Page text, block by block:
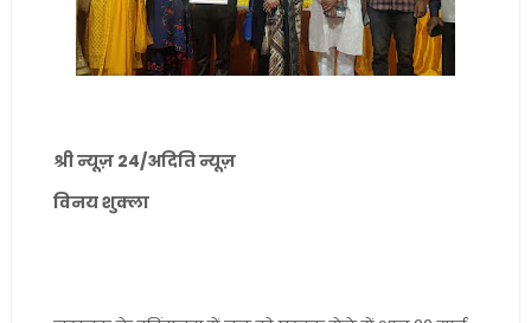
श्री न्यूज़ 24/अदिति न्यूज़
विनय शुक्ला